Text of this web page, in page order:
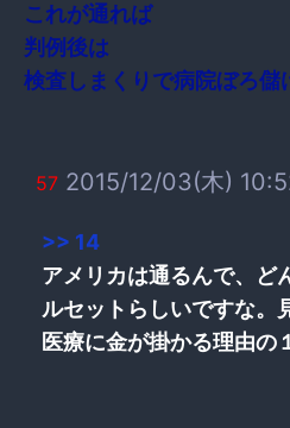
これが通れば
判例後は
検査しまくりで病院ぼろ儲
57 2015/12/03(木)
>> 14
アメリカは通るんで、ど
ルセットらしいですな。
医療に金が掛かる理由の